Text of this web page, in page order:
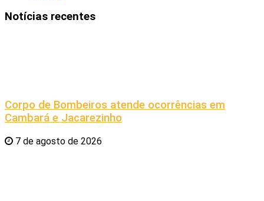
Notícias recentes
Corpo de Bombeiros atende ocorrências em
Cambará e Jacarezinho
7 de agosto de 2026